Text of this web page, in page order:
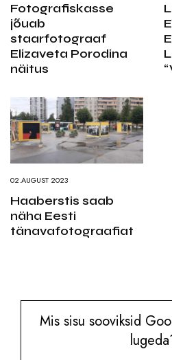
Fotografiskasse
jõuab
staarfotograaf
Elizaveta Porodina
näitus
02.AUGUST 2023
Haaberstis saab
näha Eesti
tänavafotograafiat
Mis sisu sooviksid